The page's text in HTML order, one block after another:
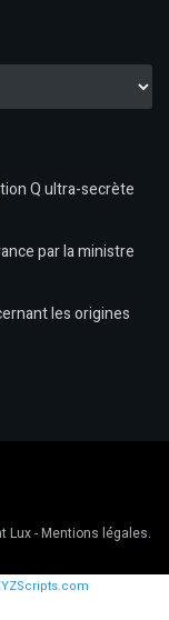
Q ultra-secrète
par la ministre
les origines
Lux-Mentions légales.